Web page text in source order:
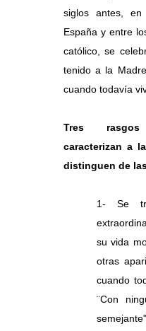
siglos antes,
España y entre
católico, se
tenido a la
cuando todavía
Tres
caracterizan a
distinguen de
1- Se
su vida
otras
cuando
¨Con